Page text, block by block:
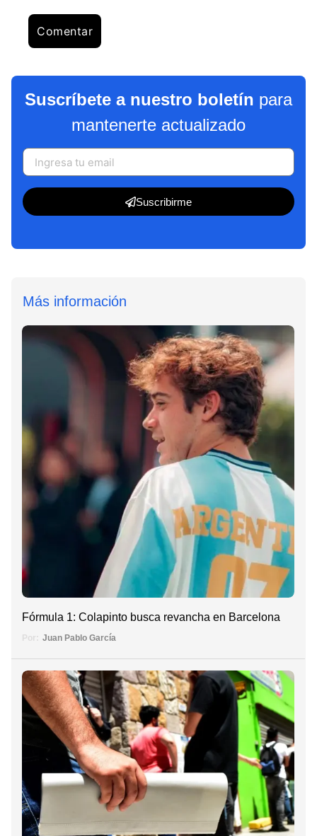
Suscríbete a nuestro boletín para
mantenerte actualizado
Suscribirme
Más información
Fórmula 1: Colapinto busca revancha en Barcelona
Por: Juan Pablo García